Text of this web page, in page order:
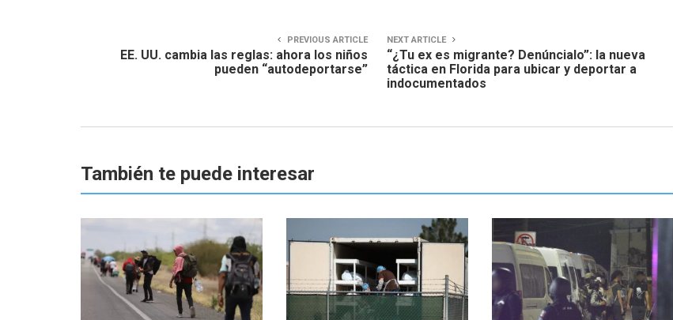
PREVIOUS ARTICLE
EE. UU. cambia las reglas: ahora los niños
pueden “autodeportarse”
NEXT ARTICLE
“¿Tu ex es migrante? Denúncialo”: la nueva
táctica en Florida para ubicar y deportar a
indocumentados
También te puede interesar